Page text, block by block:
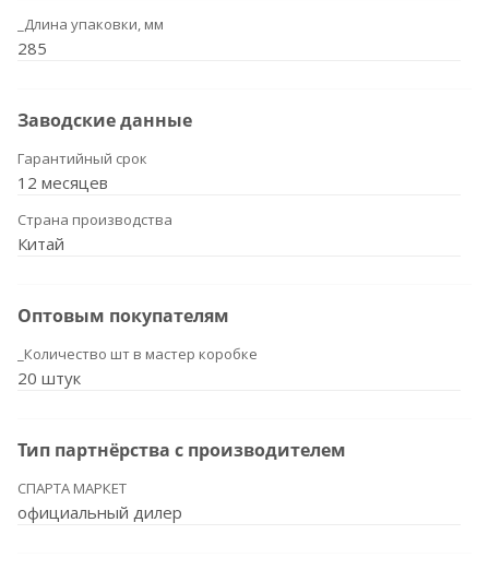
_Длина упаковки, мм
285
Заводские данные
Гарантийный срок
12 месяцев
Страна производства
Китай
Оптовым покупателям
_Количество шт в мастер коробке
20 штук
Тип партнёрства с производителем
СПАРТА МАРКЕТ
официальный дилер